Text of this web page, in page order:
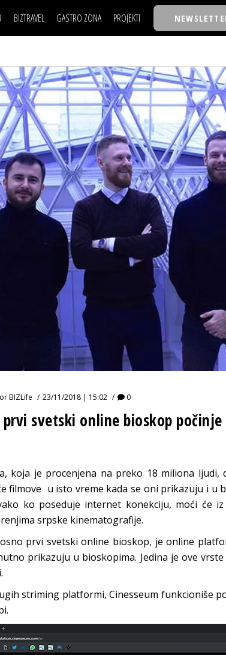
BIZTRAVEL GASTRO ZONA PROJEKTI
TASTY TALKS
30 ISPOD 30
BACK TO OFFICE/SCHOOL
BIZBENDOVI
BIZKOLEGIJUM
BMW BIZNIS LIGA
BIZLIFE WEEK
NAJKOLEGA
30 ISPOD 30
BACK TO OFFICE/SCHOOL
BIZBENDOVI
BIZKOLEGIJUM
BMW BIZNIS LIGA
BIZLIFE WEEK
IZJAVA GODINE
BIZLife 23/11/2018 | 15:02 0
prvi svetski online bioskop
koja je procenjena na preko 18 miliona ljudi,
filmove u isto vreme kada se oni prikazuju i u
ko poseduje internet konekciju, moći će
srpske kinematografije.
prvi svetski online bioskop, je online
prikazuju u bioskopima. Jedina je ove
striming platformi, Cinesseum funkcioniše